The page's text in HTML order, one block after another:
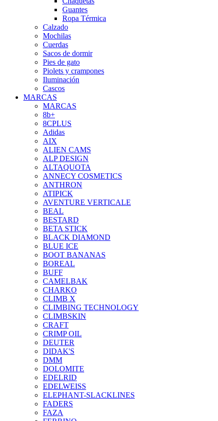
Guantes
Ropa Térmica
Calzado
Mochilas
Cuerdas
Sacos de dormir
Pies de gato
Piolets y crampones
Iluminación
Cascos
MARCAS
MARCAS
8b+
8CPLUS
Adidas
AIX
ALIEN CAMS
ALP DESIGN
ALTAQUOTA
ANNECY COSMETICS
ANTHRON
ATIPICK
AVENTURE VERTICALE
BEAL
BESTARD
BETA STICK
BLACK DIAMOND
BLUE ICE
BOOT BANANAS
BOREAL
BUFF
CAMELBAK
CHARKO
CLIMB X
CLIMBING TECHNOLOGY
CLIMBSKIN
CRAFT
CRIMP OIL
DEUTER
DIDAK'S
DMM
DOLOMITE
EDELRID
EDELWEISS
ELEPHANT-SLACKLINES
FADERS
FAZA